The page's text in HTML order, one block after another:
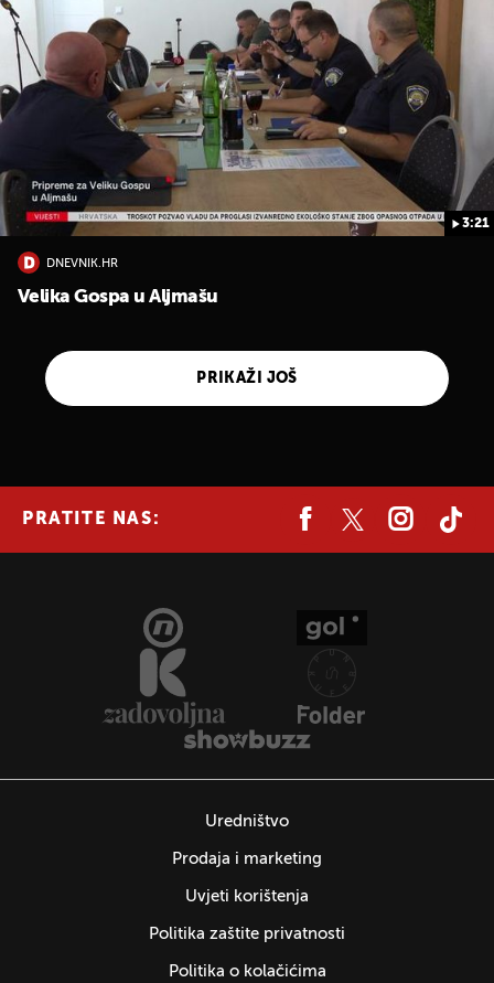
3:21
DNEVNIK.HR
Velika Gospa u Aljmašu
PRIKAŽI JOŠ
PRATITE NAS:
Uredništvo
Prodaja i marketing
Uvjeti korištenja
Politika zaštite privatnosti
Politika o kolačićima